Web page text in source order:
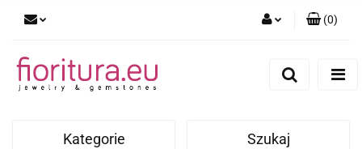
(0)
Kategorie Szukaj